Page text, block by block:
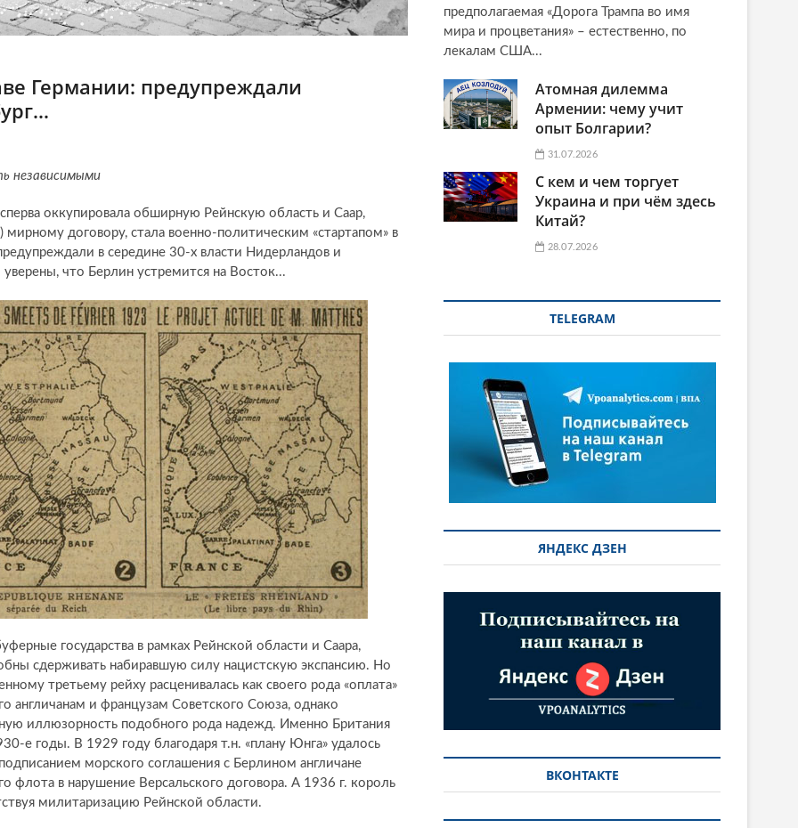
Германии: предупреждали
независимыми
оккупировала обширную Рейнскую область и Саар,
договору, стала военно-политическим «стартапом» в
в середине 30-х власти Нидерландов и
что Берлин устремится на Восток...
государства в рамках Рейнской области и Саара,
сдерживать набиравшую силу нацистскую экспансию. Но
третьему рейху расценивалась как своего рода «оплата»
англичанам и французам Советского Союза, однако
иллюзорность подобного рода надежд. Именно Британия
е годы. В 1929 году благодаря т.н. «плану Юнга» удалось
морского соглашения с Берлином англичане
флота в нарушение Версальского договора. А 1936 г. король
милитаризацию Рейнской области.
предполагаемая «Дорога Трампа во имя
мира и процветания» – естественно, по
лекалам США...
Атомная дилемма
Армении: чему учит
опыт Болгарии?
31.07.2026
С кем и чем торгует
Украина и при чём здесь
Китай?
28.07.2026
TELEGRAM
ЯНДЕКС ДЗЕН
ВКОНТАКТЕ